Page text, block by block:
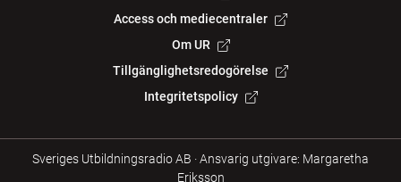
Access och mediecentraler
Om UR
Tillgänglighetsredogörelse
Integritetspolicy
Sveriges Utbildningsradio AB ·Ansvarig utgivare: Margaretha
Eriksson